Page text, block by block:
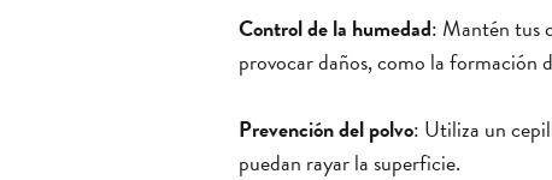
Control de la humedad: Mantén tus
provocar daños, como la formación
Prevención del polvo: Utiliza un
puedan rayar la superficie.